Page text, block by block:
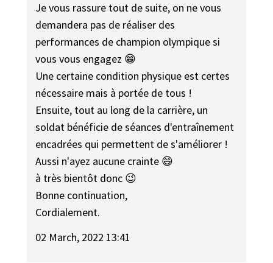
Je vous rassure tout de suite, on ne vous
demandera pas de réaliser des
performances de champion olympique si
vous vous engagez 😁
Une certaine condition physique est certes
nécessaire mais à portée de tous !
Ensuite, tout au long de la carrière, un
soldat bénéficie de séances d'entraînement
encadrées qui permettent de s'améliorer !
Aussi n'ayez aucune crainte 😄
à très bientôt donc 😉
Bonne continuation,
Cordialement.
02 March, 2022 13:41